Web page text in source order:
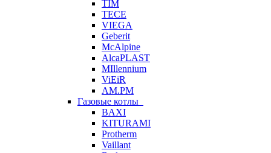
TIM
TECE
VIEGA
Geberit
McAlpine
AlcaPLAST
MIllennium
ViEiR
AM.PM
Газовые котлы
BAXI
KITURAMI
Protherm
Vaillant